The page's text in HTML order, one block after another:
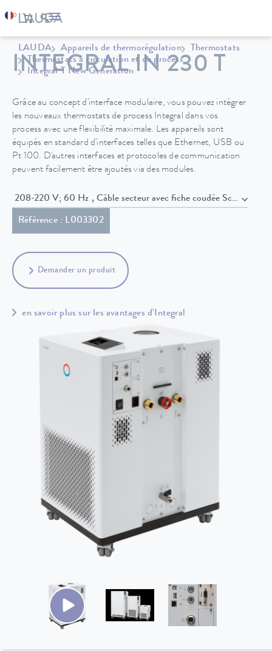
LAUDA Appareils de thermorégulation
Thermostats
Thermostats à circulation et de process
Integral T New Generation
INTEGRAL IN 230 T
Grâce au concept d'interface modulaire, vous pouvez intégrer
les nouveaux thermostats de process Integral dans vos
process avec une flexibilité maximale. Les appareils sont
équipés en standard d'interfaces telles que Ethernet, USB ou
Pt 100. D'autres interfaces et protocoles de communication
peuvent facilement être ajoutés via des modules.
208-220 V; 60 Hz , Câble secteur avec fiche coudée Schuko
Référence : L003302
Demander un produit
en savoir plus sur les avantages d'Integral